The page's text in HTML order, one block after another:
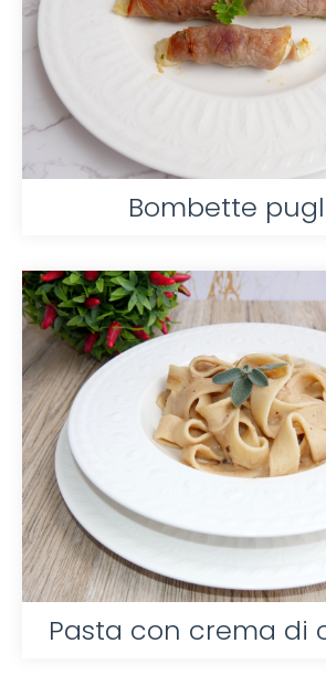
Bombette
Pasta con crema di